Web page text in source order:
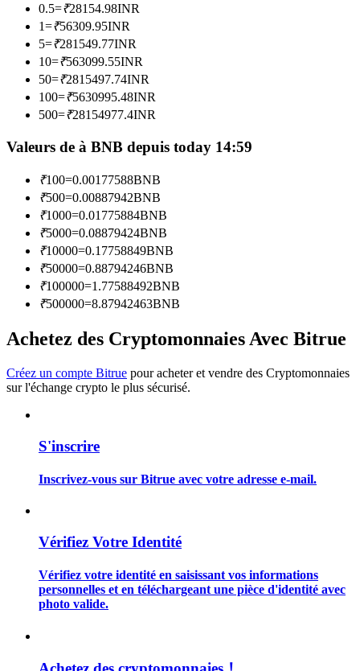
Profitez du partage des bénéfices et des commissions de copy
trading
Information
Analyse de mégadonnées, y compris des informations
commerciales, etc.
Stratégies de trading
0.5=₹28154.98INR
1=₹56309.95INR
5=₹281549.77INR
10=₹563099.55INR
50=₹2815497.74INR
100=₹5630995.48INR
500=₹28154977.4INR
Valeurs de à BNB depuis today 14:59
₹100=0.00177588BNB
₹500=0.00887942BNB
₹1000=0.01775884BNB
₹5000=0.08879424BNB
₹10000=0.17758849BNB
₹50000=0.88794246BNB
₹100000=1.77588492BNB
₹500000=8.87942463BNB
Achetez des Cryptomonnaies Avec Bitrue
Créez un compte Bitrue pour acheter et vendre des Cryptomonnaies
sur l'échange crypto le plus sécurisé.
S'inscrire
Inscrivez-vous sur Bitrue avec votre adresse e-mail.
Vérifiez Votre Identité
Vérifiez votre identité en saisissant vos informations
personnelles et en téléchargeant une pièce d'identité avec
photo valide.